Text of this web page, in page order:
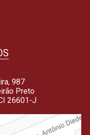
987
Preto
26601-J